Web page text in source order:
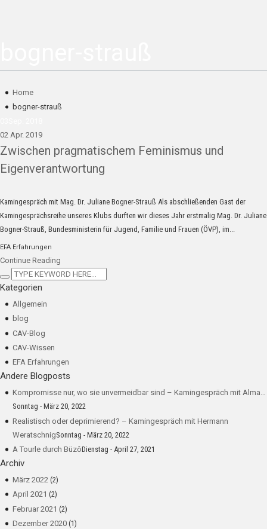
Home
bogner-strauß
02 Apr. 2019
Zwischen pragmatischem Feminismus und
Eigenverantwortung
Kamingespräch mit Mag. Dr. Juliane Bogner-Strauß Als abschließenden Gast der
Kamingesprächsreihe unseres Klubs durften wir dieses Jahr erstmalig Mag. Dr. Juliane
Bogner-Strauß, Bundesministerin für Jugend, Familie und Frauen (ÖVP), im...
EFA Erfahrungen
Continue Reading
Kategorien
Allgemein
blog
CAV-Blog
CAV-Wissen
EFA Erfahrungen
Andere Blogposts
Kompromisse nur, wo sie unvermeidbar sind – Kamingespräch mit Alma…
Sonntag - März 20, 2022
Realistisch oder deprimierend? – Kamingespräch mit Hermann
WeratschnigSonntag - März 20, 2022
A Tourle durch BüzôDienstag - April 27, 2021
Archiv
März 2022(2)
April 2021 (2)
Februar 2021 (2)
Dezember 2020(1)